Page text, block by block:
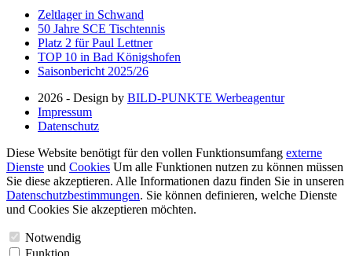
Zeltlager in Schwand
50 Jahre SCE Tischtennis
Platz 2 für Paul Lettner
TOP 10 in Bad Königshofen
Saisonbericht 2025/26
2026 - Design by BILD-PUNKTE Werbeagentur
Impressum
Datenschutz
Diese Website benötigt für den vollen Funktionsumfang externe
Dienste und Cookies Um alle Funktionen nutzen zu können müssen
Sie diese akzeptieren. Alle Informationen dazu finden Sie in unseren
Datenschutzbestimmungen. Sie können definieren, welche Dienste
und Cookies Sie akzeptieren möchten.
Notwendig
Funktion